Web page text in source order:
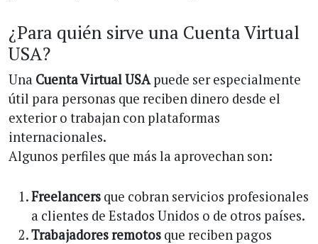
¿Para quién sirve una Cuenta Virtual
USA?
Una Cuenta Virtual USApuede ser especialmente
útil para personas que reciben dinero desde el
exterior o trabajan con plataformas
internacionales.
Algunos perfiles que más la aprovechan son:
Freelancers que cobran servicios profesionales
a clientes de Estados Unidos o de otros países.
Trabajadores remotos que reciben pagos